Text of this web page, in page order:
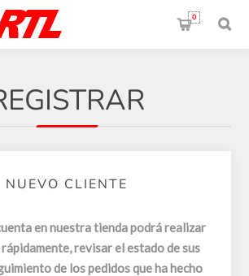
0
NUEVO CLIENTE
en nuestra tienda podrá realizar
revisar el estado de sus
de los pedidos que ha hecho